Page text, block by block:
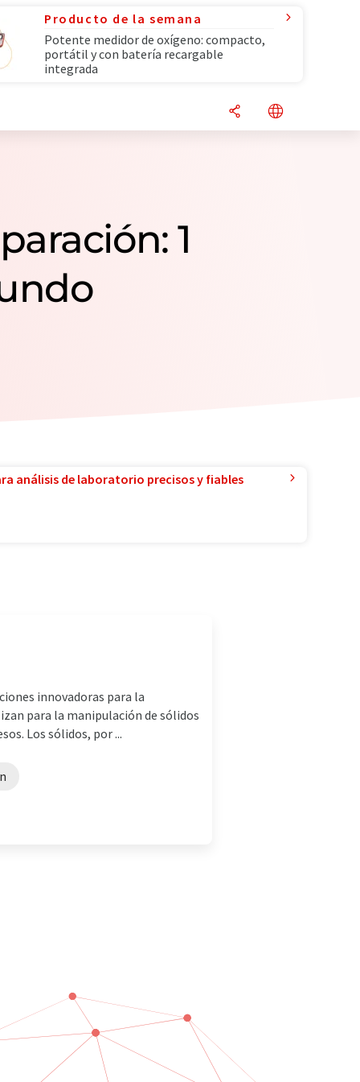
Producto de la semana
Potente medidor de oxígeno: compacto,
portátil y con batería recargable
integrada
1
análisis de laboratorio precisos y fiables
innovadoras para la
para la manipulación de sólidos
Los sólidos, por ...